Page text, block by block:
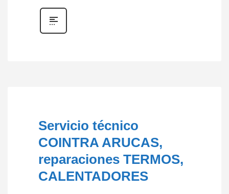
Servicio técnico
COINTRA ARUCAS,
reparaciones TERMOS,
CALENTADORES